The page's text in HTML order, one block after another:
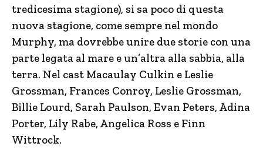
tredicesima stagione), si sa poco di questa
nuova stagione, come sempre nel mondo
Murphy, ma dovrebbe unire due storie con una
parte legata al mare e un’altra alla sabbia, alla
terra. Nel cast Macaulay Culkin e Leslie
Grossman, Frances Conroy, Leslie Grossman,
Billie Lourd, Sarah Paulson, Evan Peters, Adina
Porter, Lily Rabe, Angelica Ross e Finn
Wittrock.